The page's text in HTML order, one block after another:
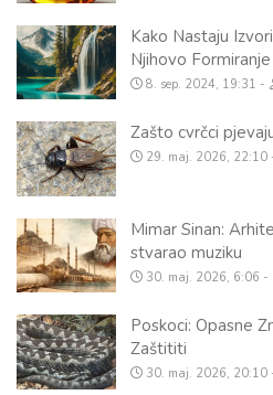
Kako Nastaju
Njihovo
8. sep. 2024, 19:31
Zašto cvrčci
29. maj. 2026, 22:10
Mimar Sinan:
stvarao muziku
30. maj. 2026, 6:06
Poskoci: Opasne
Zaštititi
30. maj. 2026, 20:10